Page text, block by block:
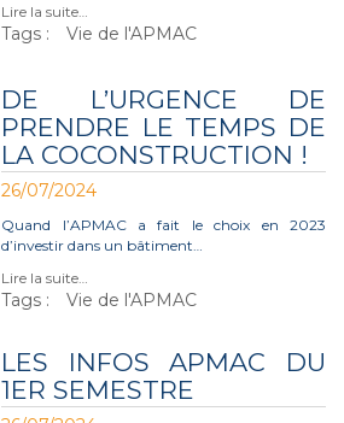
Lire la suite…
Tags : Vie de l'APMAC
DE L’URGENCE DE
PRENDRE LE TEMPS DE
LA COCONSTRUCTION !
26/07/2024
Quand l’APMAC a fait le choix en 2023
d’investir dans un bâtiment…
Lire la suite…
Tags : Vie de l'APMAC
LES INFOS APMAC DU
1ER SEMESTRE